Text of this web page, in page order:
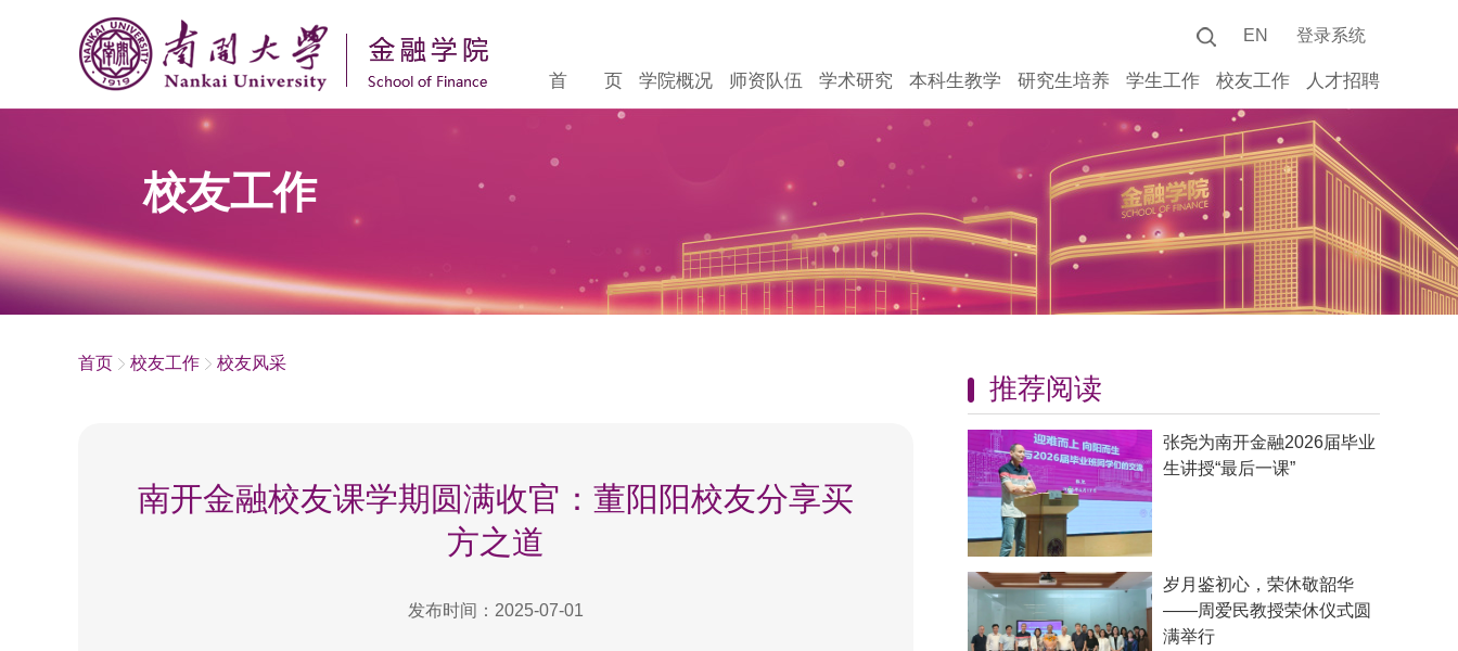
EN 登录系统
首 页 学院概况 师资队伍 学术研究 本科生教学 研究生培养 学生工作 校友工作 人才招聘
校友工作
推荐阅读
张尧为南开金融2026届毕业
生讲授“最后一课”
岁月鉴初心，荣休敬韶华
——周爱民教授荣休仪式圆
满举行
首页 校友工作 校友风采
南开金融校友课学期圆满收官：董阳阳校友分享买
方之道
发布时间：2025-07-01